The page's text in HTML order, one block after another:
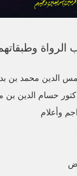
وطبقاتهم
الدين محمد بن
حسام الدين
وأعلام